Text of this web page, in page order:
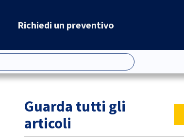
Richiedi un preventivo
Guarda tutti gli
articoli